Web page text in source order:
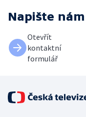
Napište nám
Otevřít
kontaktní
formulář